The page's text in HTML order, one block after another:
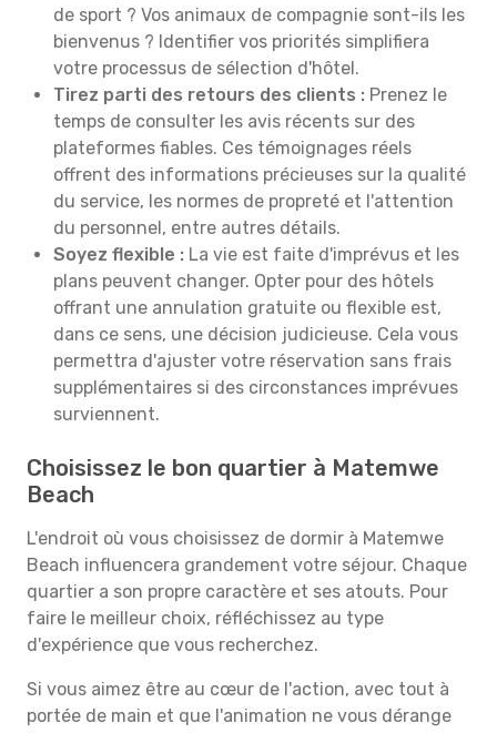
de sport ? Vos animaux de compagnie sont-ils les
bienvenus ? Identifier vos priorités simplifiera
votre processus de sélection d'hôtel.
Tirez parti des retours des clients : Prenez le
temps de consulter les avis récents sur des
plateformes fiables. Ces témoignages réels
offrent des informations précieuses sur la qualité
du service, les normes de propreté et l'attention
du personnel, entre autres détails.
Soyez flexible : La vie est faite d'imprévus et les
plans peuvent changer. Opter pour des hôtels
offrant une annulation gratuite ou flexible est,
dans ce sens, une décision judicieuse. Cela vous
permettra d'ajuster votre réservation sans frais
supplémentaires si des circonstances imprévues
surviennent.
Choisissez le bon quartier à Matemwe
Beach
L'endroit où vous choisissez de dormir à Matemwe
Beach influencera grandement votre séjour. Chaque
quartier a son propre caractère et ses atouts. Pour
faire le meilleur choix, réfléchissez au type
d'expérience que vous recherchez.
Si vous aimez être au cœur de l'action, avec tout à
portée de main et que l'animation ne vous dérange